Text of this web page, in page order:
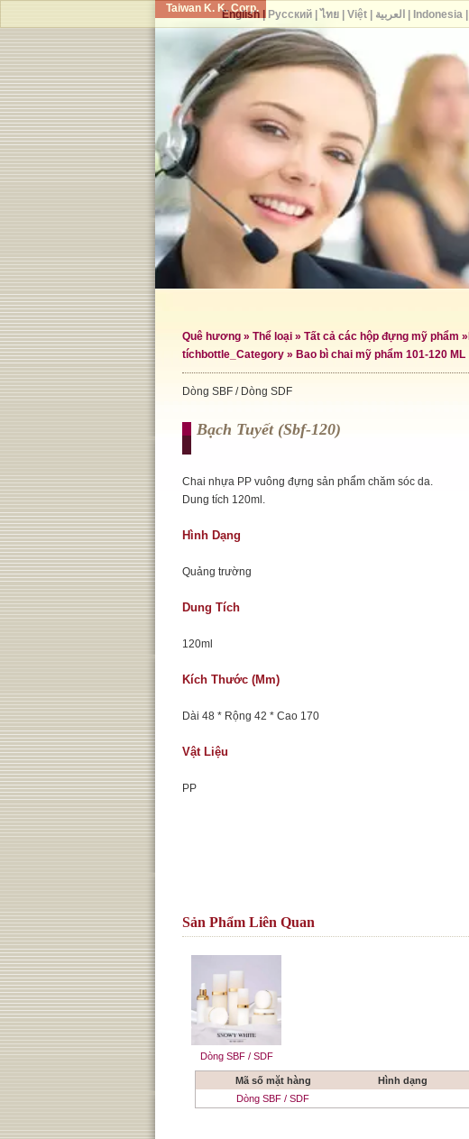
Taiwan K. K. Corp.
Quê hương » Thể loại » Tất cả các hộp đựng mỹ phẩm »
tíchbottle_Category » Bao bì chai mỹ phẩm 101-120 ML
Dòng SBF / Dòng SDF
Bạch Tuyết (sbf-120)
Chai nhựa PP vuông đựng sản phẩm chăm sóc da.
Dung tích 120ml.
Hình Dạng
Quảng trường
Dung Tích
120ml
Kích Thước (mm)
Dài 48 * Rộng 42 * Cao 170
Vật Liệu
PP
Sản Phẩm Liên Quan
Dòng SBF / SDF
Mã số mặt hàng Hình dạng
Dòng SBF / SDF
English| Русский| ไทย| Việt| العربية Indonesia|